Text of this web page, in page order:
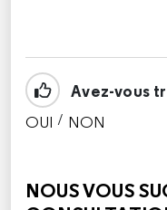
Avez-vous
OUI / NON
NOUS VOUS